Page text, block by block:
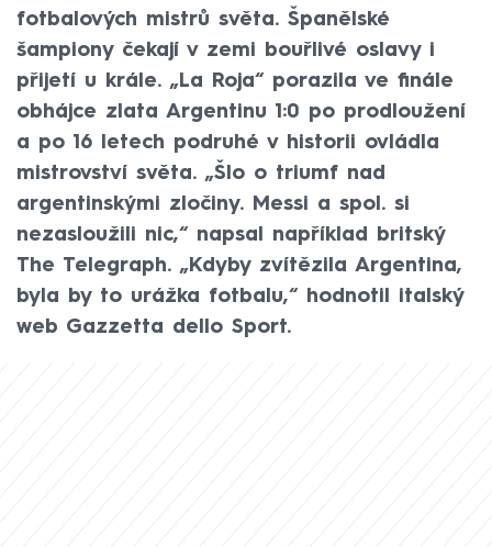
fotbalových mistrů světa. Španělské
šampiony čekají v zemi bouřlivé oslavy i
přijetí u krále. „La Roja“ porazila ve finále
obhájce zlata Argentinu 1:0 po prodloužení
a po 16 letech podruhé v historii ovládla
mistrovství světa. „Šlo o triumf nad
argentinskými zločiny. Messi a spol. si
nezasloužili nic,“ napsal například britský
The Telegraph. „Kdyby zvítězila Argentina,
byla by to urážka fotbalu,“ hodnotil italský
web Gazzetta dello Sport.